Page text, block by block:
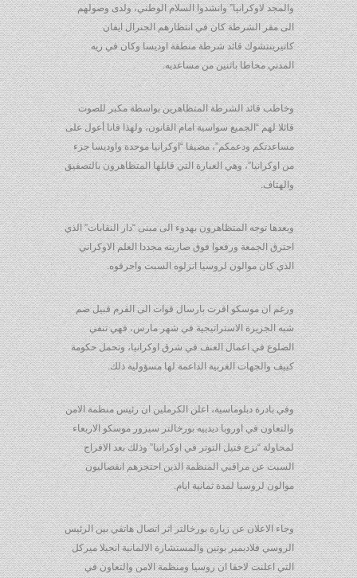
والمجد لاوكرانيا” وانشدوا السلام الوطني، ولدى وصولهم
الى مقر الشرطة كان في انتظارهم الجنرال ايفان
كاتيرينتشوك قائد شرطة منطقة اوديسا وكان في زيه
المدني محاطا باثنين من مساعديه.
وخاطب قائد الشرطة المتظاهرين بواسطة مكبر للصوت
قائلا لهم “الجميع سواسية امام القانون، ولهذا فانا أعول على
مساعدتكم ودعمكم”، مضيفا “اوكرانيا موحدة واوديسا جزء
من اوكرانيا”، وهي العبارة التي قابلها المتظاهرون بالتصفيق
والهتاف.
وبعدها توجه المتظاهرون بهدوء الى مبنى “دار النقابات” الذي
احترق الجمعة ورفعوا فوق صاريته مجددا العلم الاوكراني
الذي كان موالون لروسيا انزلوه السبت واحرقوه.
ورغم ان موسكو اقرت بارسال قوات الى القرم قبيل ضم
شبه الجزيرة الاستراتيجية في شهر مارس، فهي تنفي
الضلوع في اعمال العنف في شرق اوكرانيا، وتحمل حكومة
كييف والجهات الغربية الداعمة لها مسؤولية ذلك.
وفي بادرة دبلوماسية، اعلن الكرملين ان رئيس منظمة الامن
والتعاون في اوروبا ديدييه بورخالتر سيزور موسكو الاربعاء
لمحاولة “نزع فتيل التوتر في اوكرانيا” وذلك بعد الافراج
السبت عن مراقبي المنظمة الذين احتجزهم انفصاليون
موالون لروسيا لمدة ثمانية ايام.
وجاء الاعلان عن زيارة بورخالتر اثر اتصال هاتفي بين الرئيس
الروسي فلاديمير بوتين والمستشارة الالمانية انجيلا ميركل
التي اعلنت لاحقا ان روسيا ومنظمة الامن والتعاون في